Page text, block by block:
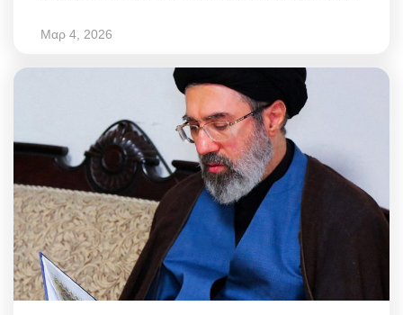
Μαρ 4, 2026